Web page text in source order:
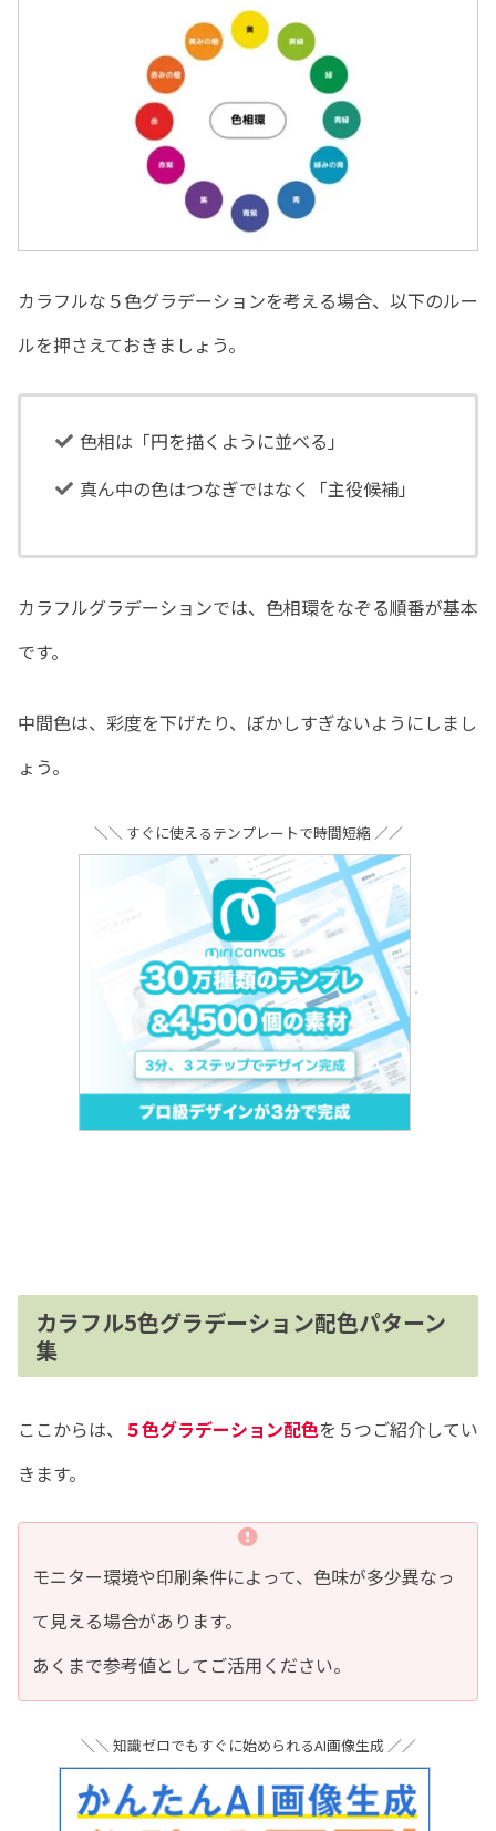
カラフルな５色グラデーションを考える場合、以下のルー
ルを押さえておきましょう。
色相は「円を描くように並べる」
真ん中の色はつなぎではなく「主役候補」
カラフルグラデーションでは、色相環をなぞる順番が基本
です。
中間色は、彩度を下げたり、ぼかしすぎないようにしまし
ょう。
＼＼ すぐに使えるテンプレートで時間短縮 ／／
カラフル5色グラデーション配色パターン
集
ここからは、 ５色グラデーション配色を５つご紹介してい
きます。
モニター環境や印刷条件によって、色味が多少異なっ
て見える場合があります。
あくまで参考値としてご活用ください。
＼＼ 知識ゼロでもすぐに始められるAI画像生成 ／／